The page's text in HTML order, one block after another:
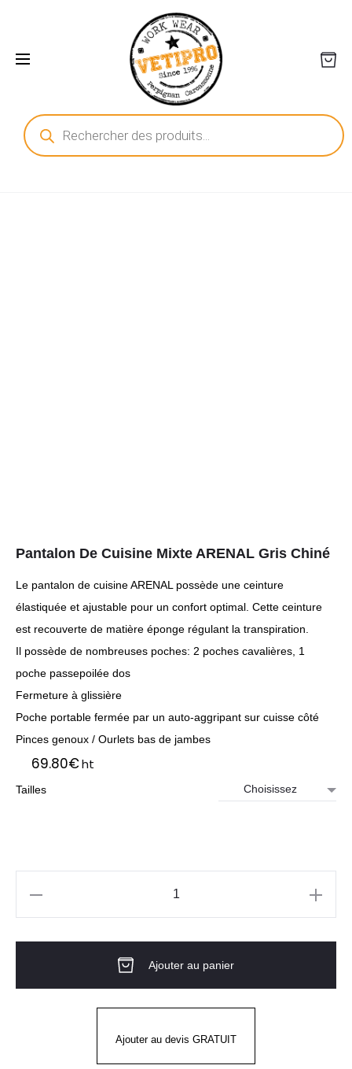
Recherche
de
produits
Pantalon De Cuisine Mixte ARENAL Gris Chiné
Le pantalon de cuisine ARENAL possède une ceinture
élastiquée et ajustable pour un confort optimal. Cette ceinture
est recouverte de matière éponge régulant la transpiration.
Il possède de nombreuses poches: 2 poches cavalières, 1
poche passepoilée dos
Fermeture à glissière
Poche portable fermée par un auto-aggripant sur cuisse côté
Pinces genoux / Ourlets bas de jambes
69.80€ht
Tailles
Cuisine
Ajouter au panier
Ajouter au devis GRATUIT